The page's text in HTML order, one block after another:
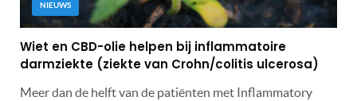
NIEUWS
Wiet en CBD-olie helpen bij inflammatoire
darmziekte (ziekte van Crohn/colitis ulcerosa)
Meer dan de helft van de patiënten met Inflammatory